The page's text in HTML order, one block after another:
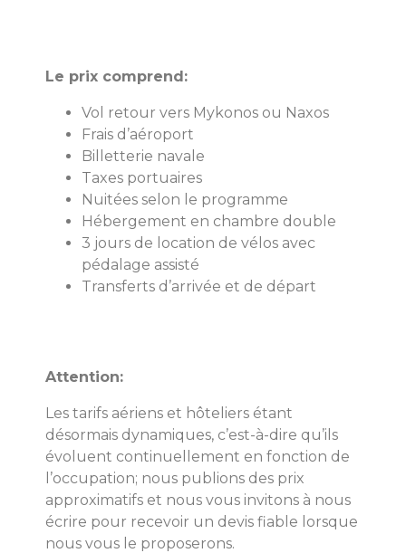
Le prix comprend:
Vol retour vers Mykonos ou Naxos
Frais d’aéroport
Billetterie navale
Taxes portuaires
Nuitées selon le programme
Hébergement en chambre double
3 jours de location de vélos avec
pédalage assisté
Transferts d’arrivée et de départ
Attention:
Les tarifs aériens et hôteliers étant
désormais dynamiques, c’est-à-dire qu’ils
évoluent continuellement en fonction de
l’occupation; nous publions des prix
approximatifs et nous vous invitons à nous
écrire pour recevoir un devis fiable lorsque
nous vous le proposerons.